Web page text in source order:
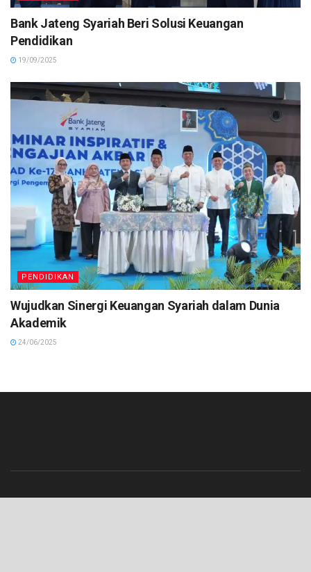
Bank Jateng Syariah Beri Solusi Keuangan
Pendidikan
19/09/2025
PENDIDIKAN
Wujudkan Sinergi Keuangan Syariah dalam Dunia
Akademik
24/06/2025